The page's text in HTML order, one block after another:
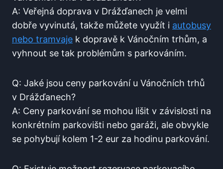
A: Veřejná doprava⁢ v Drážďanech je velmi
dobře vyvinutá, takže můžete využít i autobusy
nebo ⁤tramvaje k dopravě k Vánočním ‌trhům, a
⁣vyhnout se tak ⁣problémům s parkováním.
Q: Jaké ⁤jsou ceny parkování u Vánočních trhů
v Drážďanech?
A: Ceny parkování se​ mohou lišit v závislosti na
⁢konkrétním ⁣parkovišti​ nebo garáži, ale ‌obvykle
se pohybují⁢ kolem 1-2 eur za hodinu parkování.